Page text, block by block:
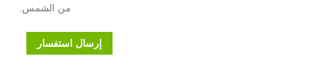
من الشمس.
إرسال استفسار